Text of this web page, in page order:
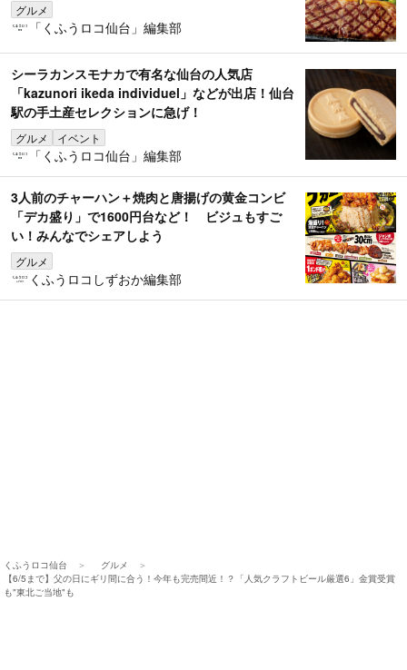
グルメ
「くふうロコ仙台」編集部
シーラカンスモナカで有名な仙台の人気店
「kazunori ikeda individuel」などが出店！仙台
駅の手土産セレクションに急げ！
グルメ イベント
「くふうロコ仙台」編集部
3人前のチャーハン＋焼肉と唐揚げの黄金コンビ
「デカ盛り」で1600円台など！ ビジュもすご
い！みんなでシェアしよう
グルメ
くふうロコしずおか編集部
くふうロコ仙台
グルメ
【6/5まで】父の日にギリ間に合う！今年も完売間近！？「人気クラフトビール厳選6」金賞受賞
も"東北ご当地"も